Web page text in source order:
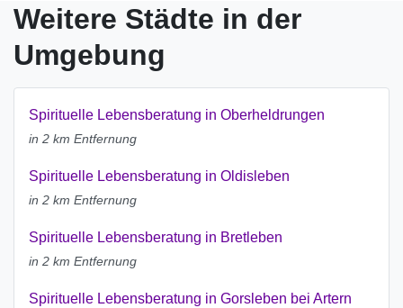
Weitere Städte in der
Umgebung
Spirituelle Lebensberatung in Oberheldrungen
in 2 km Entfernung
Spirituelle Lebensberatung in Oldisleben
in 2 km Entfernung
Spirituelle Lebensberatung in Bretleben
in 2 km Entfernung
Spirituelle Lebensberatung in Gorsleben bei Artern